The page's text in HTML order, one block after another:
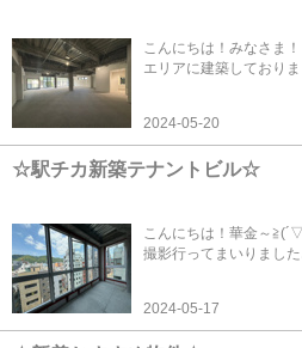
こんにちは！みなさま
エリアに建築しており
2024-05-20
☆駅チカ新築テナントビル☆
こんにちは！華金～
撮影行ってまいりまし
2024-05-17